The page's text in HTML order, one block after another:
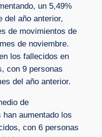
un 5,49%
del año anterior,
de movimientos de
de noviembre.
los fallecidos en
con 9 personas
del año anterior.
de
aumentado los
con 6 personas